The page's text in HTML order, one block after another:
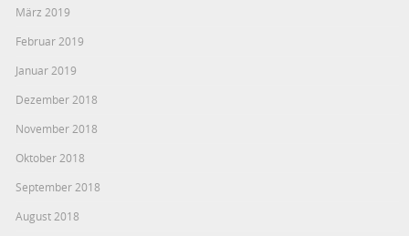
März 2019
Februar 2019
Januar 2019
Dezember 2018
November 2018
Oktober 2018
September 2018
August 2018